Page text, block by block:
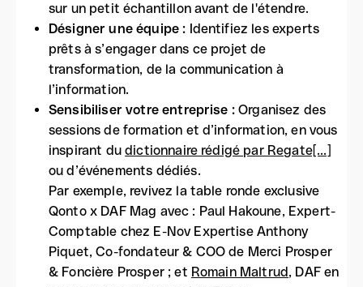
sur un petit échantillon avant de l'étendre.
Désigner une équipe : Identifiez les experts
prêts à s’engager dans ce projet de
transformation, de la communication à
l’information.
Sensibiliser votre entreprise :Organisez des
sessions de formation et d’information, en vous
inspirant dudictionnaire rédigé par Regate[...]
ou d’événements dédiés.
Par exemple, revivez la table ronde exclusive
Qonto x DAF Mag avec : Paul Hakoune, Expert-
Comptable chez E-Nov Expertise Anthony
Piquet, Co-fondateur & COO de Merci Prosper
& Foncière Prosper ; et Romain Maltrud , DAF en